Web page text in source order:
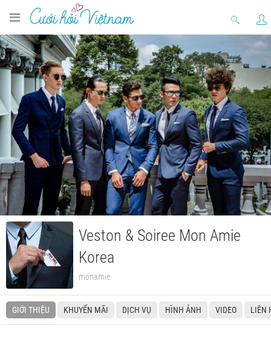
Veston & Soiree Mon Amie
Korea
monamie
GIỚI THIỆU KHUYẾN MÃI DỊCH VỤ HÌNH ẢNH VIDEO LIÊN